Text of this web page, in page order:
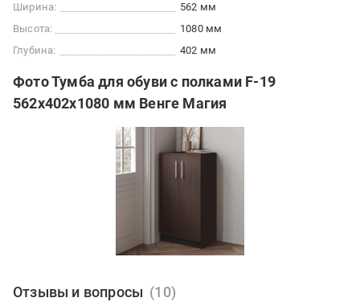
Ширина:
562 мм
Высота:
1080 мм
Глубина:
402 мм
Фото Тумба для обуви с полками F-19
562х402х1080 мм Венге Магия
Отзывы и вопросы